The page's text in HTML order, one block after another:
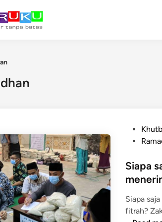
t
e
i
n
Siapa
Siapa
fitrah?